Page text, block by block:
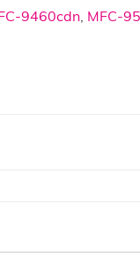
9460cdn, MFC-